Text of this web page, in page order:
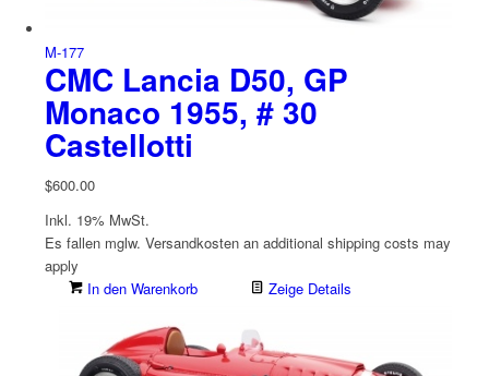
M-177
CMC Lancia D50, GP
Monaco 1955, # 30
Castellotti
$600.00
Inkl. 19% MwSt.
Es fallen mglw. Versand­kosten an additional shipping costs may
apply
In den Warenkorb
Zeige Details